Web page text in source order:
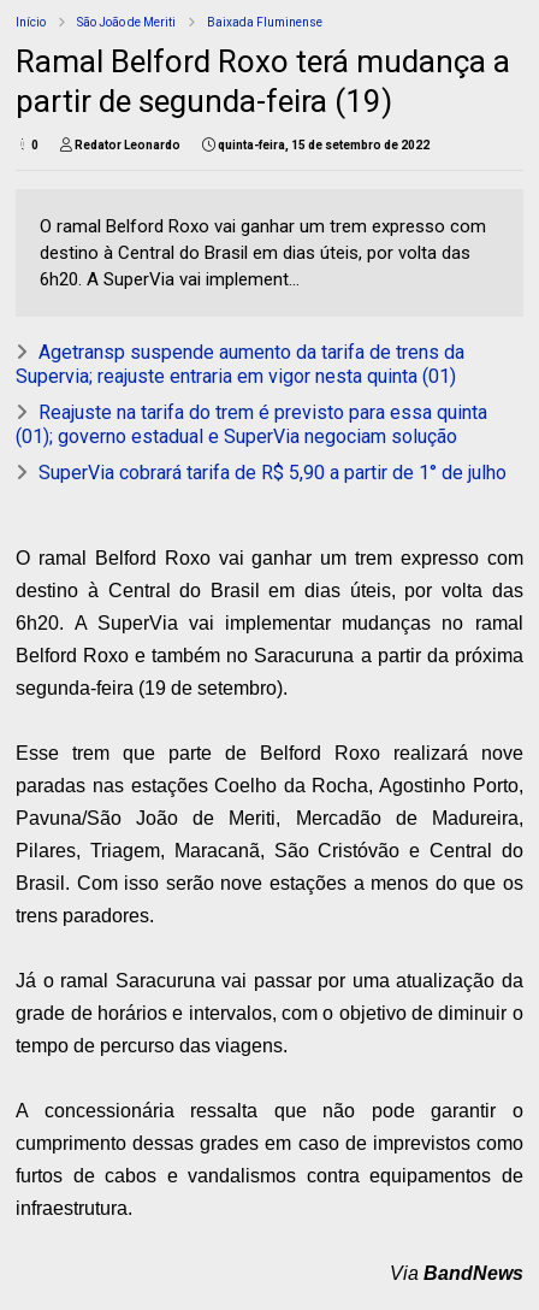
Início São João de Meriti Baixada Fluminense
Ramal Belford Roxo terá mudança a
partir de segunda-feira (19)
0 Redator Leonardo quinta-feira, 15 de setembro de 2022
O ramal Belford Roxo vai ganhar um trem expresso com
destino à Central do Brasil em dias úteis, por volta das
6h20. A SuperVia vai implement...
Agetransp suspende aumento da tarifa de trens da
Supervia; reajuste entraria em vigor nesta quinta (01)
Reajuste na tarifa do trem é previsto para essa quinta
(01); governo estadual e SuperVia negociam solução
SuperVia cobrará tarifa de R$ 5,90 a partir de 1° de julho
O ramal Belford Roxo vai ganhar um trem expresso com
destino à Central do Brasil em dias úteis, por volta das
6h20. A SuperVia vai implementar mudanças no ramal
Belford Roxo e também no Saracuruna a partir da próxima
segunda-feira (19 de setembro).
Esse trem que parte de Belford Roxo realizará nove
paradas nas estações Coelho da Rocha, Agostinho Porto,
Pavuna/São João de Meriti, Mercadão de Madureira,
Pilares, Triagem, Maracanã, São Cristóvão e Central do
Brasil. Com isso serão nove estações a menos do que os
trens paradores.
Já o ramal Saracuruna vai passar por uma atualização da
grade de horários e intervalos, com o objetivo de diminuir o
tempo de percurso das viagens.
A concessionária ressalta que não pode garantir o
cumprimento dessas grades em caso de imprevistos como
furtos de cabos e vandalismos contra equipamentos de
infraestrutura.
Via BandNews